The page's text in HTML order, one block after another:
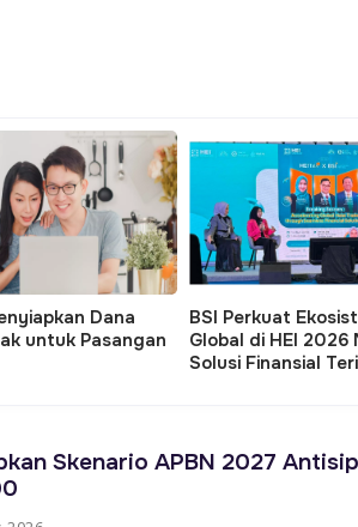
Kampung Nelayan BSI Warloka:
Harapan Baru Masyarakat
Pesisir dari Laut yang Sama
Gerak
Jam
Angke
Skenario APBN 2027